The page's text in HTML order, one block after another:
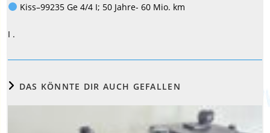
Kiss–99235 Ge 4/4 I; 50 Jahre- 60 Mio. km
I .
DAS KÖNNTE DIR AUCH GEFALLEN